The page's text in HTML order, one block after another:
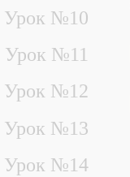
Урок №10
Урок №11
Урок №12
Урок №13
Урок №14